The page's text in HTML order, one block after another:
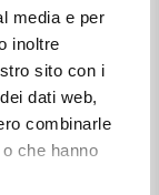
media e per
inoltre
sito con i
dati web,
combinarle
che hanno
000